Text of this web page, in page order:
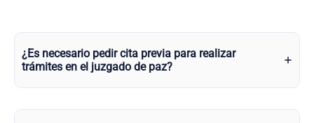
¿Es necesario pedir cita previa para realizar
trámites en el juzgado de paz?